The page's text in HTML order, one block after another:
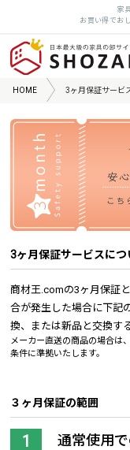
家
お買い得でお
HOME 3ヶ月保証サービ
3ヶ月保証サービスにつ
商材王.comの3ヶ月保証
合が発生した場合に下記
換、または新品と交換す
メーカー直送の商品の場合は
条件に準拠いたします。
３ヶ月保証の範囲
通常使用